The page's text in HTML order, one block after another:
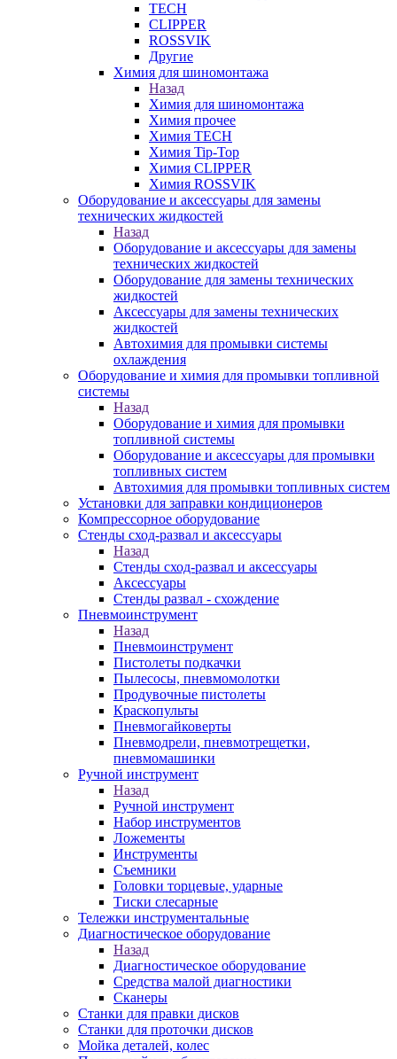
TECH
CLIPPER
ROSSVIK
Другие
Химия для шиномонтажа
Назад
Химия для шиномонтажа
Химия прочее
Химия TECH
Химия Tip-Top
Химия CLIPPER
Химия ROSSVIK
Оборудование и аксессуары для замены
технических жидкостей
Назад
Оборудование и аксессуары для замены
технических жидкостей
Оборудование для замены технических
жидкостей
Аксессуары для замены технических
жидкостей
Автохимия для промывки системы
охлаждения
Оборудование и химия для промывки топливной
системы
Назад
Оборудование и химия для промывки
топливной системы
Оборудование и аксессуары для промывки
топливных систем
Автохимия для промывки топливных систем
Установки для заправки кондиционеров
Компрессорное оборудование
Стенды сход-развал и аксессуары
Назад
Стенды сход-развал и аксессуары
Аксессуары
Стенды развал - схождение
Пневмоинструмент
Назад
Пневмоинструмент
Пистолеты подкачки
Пылесосы, пневмомолотки
Продувочные пистолеты
Краскопульты
Пневмогайковерты
Пневмодрели, пневмотрещетки,
пневмомашинки
Ручной инструмент
Назад
Ручной инструмент
Набор инструментов
Ложементы
Инструменты
Съемники
Головки торцевые, ударные
Тиски слесарные
Тележки инструментальные
Диагностическое оборудование
Назад
Диагностическое оборудование
Средства малой диагностики
Сканеры
Станки для правки дисков
Станки для проточки дисков
Мойка деталей, колес